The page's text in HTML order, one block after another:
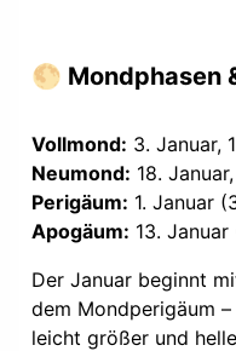
🌕 Mondphasen
Vollmond: 3. Januar,
Neumond: 18.
Perigäum: 1. Januar
Apogäum: 13.
Der Januar beginnt
dem Mondperigäum
leicht größer und